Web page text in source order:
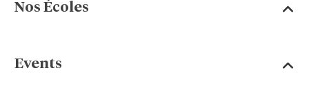
Nos Écoles
Events